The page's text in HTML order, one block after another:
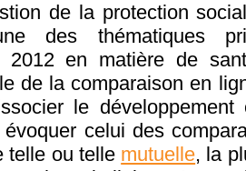
de la protection
des thématiques
2012 en matière de
de la comparaison en
le développement
celui des
telle ou telle mutuelle, la